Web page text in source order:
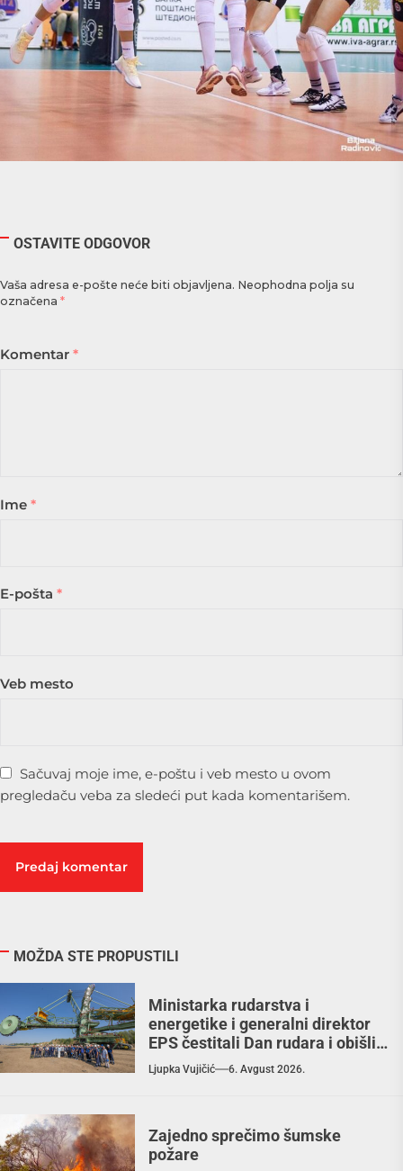
OSTAVITE ODGOVOR
Vaša adresa e-pošte neće biti objavljena. Neophodna polja su
označena *
Komentar *
Ime *
E-pošta *
Veb mesto
Sačuvaj moje ime, e-poštu i veb mesto u ovom
pregledaču veba za sledeći put kada komentarišem.
MOŽDA STE PROPUSTILI
Ministarka rudarstva i
energetike i generalni direktor
EPS čestitali Dan rudara i obišli
RB „Kolubara“ / Zahvalnost
rudarima za doprinos, ulaganja
Ljupka Vujičić 6. Avgust 2026.
Zajedno sprečimo šumske
požare